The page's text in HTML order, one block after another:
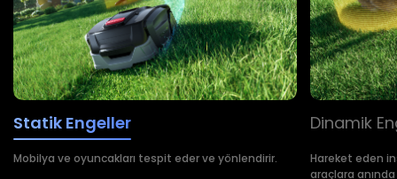
Statik Engeller
Mobilya ve oyuncakları tespit eder ve yönlendirir.
Dinamik
Hareket eden
araçlara